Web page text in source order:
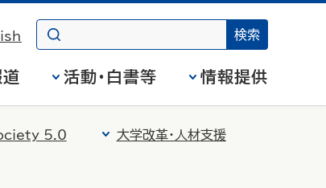
道 活動・白書等 情報提供
5.0 大学改革・人材支援